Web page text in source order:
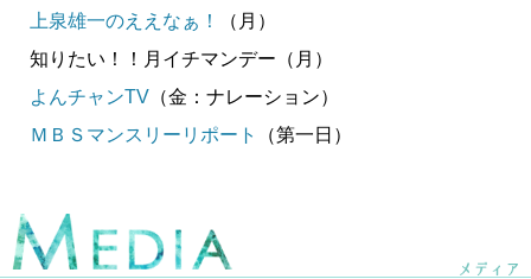
上泉雄一のええなぁ！
（月）
知りたい！！月イチマンデー（月）
よんチャンTV （金：ナレーション）
ＭＢＳマンスリーリポート
（第一日）